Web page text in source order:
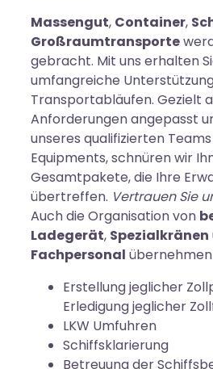
Massengut, Container,
Großraumtransporte
gebracht. Mit uns erhalten
umfangreiche
Transportabläufen. Gezielt
Anforderungen angepasst
unseres qualifizierten
Equipments, schnüren wir
Gesamtpakete, die Ihre
übertreffen. Vertrauen Sie
Auch die Organisation von
Ladegerät, Spezialkränen
Fachpersonal
Erstellung jeglicher
Erledigung jeglicher
LKW Umfuhren
Schiffsklarierung
Betreuung der